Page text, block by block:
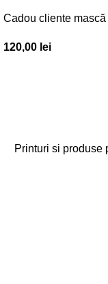
Cadou cliente mască
120,00 lei
Printuri si produse